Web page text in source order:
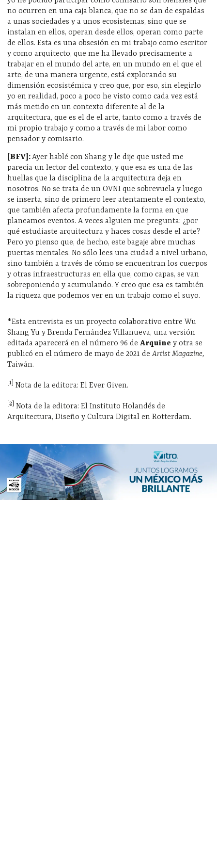
no ocurren en una caja blanca, que no se dan de espaldas
a unas sociedades y a unos ecosistemas, sino que se
instalan en ellos, operan desde ellos, operan como parte
de ellos. Esta es una obsesión en mi trabajo como escritor
y como arquitecto, que me ha llevado precisamente a
trabajar en el mundo del arte, en un mundo en el que el
arte, de una manera urgente, está explorando su
dimensión ecosistémica y creo que, por eso, sin elegirlo
yo en realidad, poco a poco he visto como cada vez está
más metido en un contexto diferente al de la
arquitectura, que es el de el arte, tanto como a través de
mi propio trabajo y como a través de mi labor como
pensador y comisario.
[BFV]:Ayer hablé con Shang y le dije que usted me
parecía un lector del contexto, y que esa es una de las
huellas que la disciplina de la arquitectura deja en
nosotros. No se trata de un OVNI que sobrevuela y luego
se inserta, sino de primero leer atentamente el contexto,
que también afecta profundamente la forma en que
planeamos eventos. A veces alguien me pregunta: ¿por
qué estudiaste arquitectura y haces cosas desde el arte?
Pero yo pienso que, de hecho, este bagaje abre muchas
puertas mentales. No sólo lees una ciudad a nivel urbano,
sino también a través de cómo se encuentran los cuerpos
y otras infraestructuras en ella que, como capas, se van
sobreponiendo y acumulando. Y creo que esa es también
la riqueza que podemos ver en un trabajo como el suyo.
*Esta entrevista es un proyecto colaborativo entre Wu
Shang Yu y Brenda Fernández Villanueva, una versión
editada aparecerá en el número 96 de Arquine y otra se
publicó en el número de mayo de 2021 deArtist Magazine,
Taiwán.
[1] Nota de la editora: El Ever Given.
[2] Nota de la editora: El Instituto Holandés de
Arquitectura, Diseño y Cultura Digital en Rotterdam.